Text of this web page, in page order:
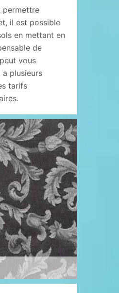
permettre
il est possible
en mettant en
de
vous
plusieurs
tarifs